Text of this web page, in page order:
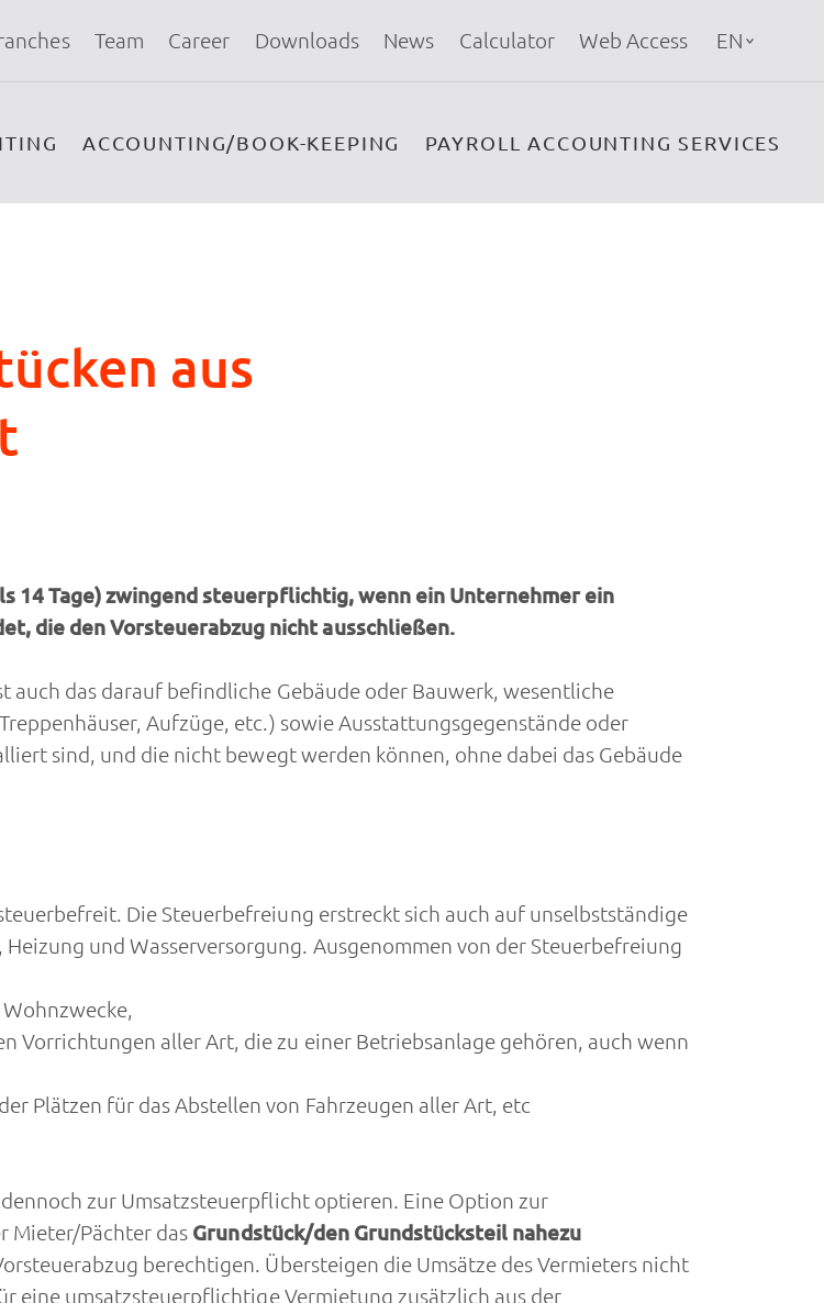
Team Career Downloads News Calculator Web Access EN
ACCOUNTING/BOOK-KEEPING PAYROLL ACCOUNTING SERVICES
aus
14 Tage) zwingend steuerpflichtig, wenn ein Unternehmer ein
die den Vorsteuerabzug nicht ausschließen.
auch das darauf befindliche Gebäude oder Bauwerk, wesentliche
Aufzüge, etc.) sowie Ausstattungsgegenstände oder
sind, und die nicht bewegt werden können, ohne dabei das Gebäude
Die Steuerbefreiung erstreckt sich auch auf unselbstständige
und Wasserversorgung. Ausgenommen von der Steuerbefreiung
Vorrichtungen aller Art, die zu einer Betriebsanlage gehören, auch wenn
Plätzen für das Abstellen von Fahrzeugen aller Art, etc
zur Umsatzsteuerpflicht optieren. Eine Option zur
Mieter/Pächter das Grundstück/den Grundstücksteil nahezu
berechtigen. Übersteigen die Umsätze des Vermieters nicht
eine umsatzsteuerpflichtige Vermietung zusätzlich aus der